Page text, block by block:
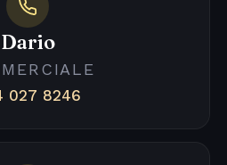
Dario
027 8246